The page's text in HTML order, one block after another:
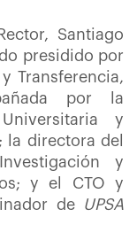
Santiago
presidido por
Transferencia,
por la
y
la directora del
y
y el CTO y
de
UPSA